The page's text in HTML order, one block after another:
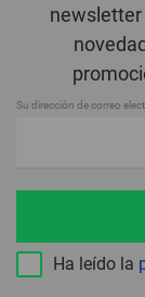
Su dirección de correo
Ha leído la